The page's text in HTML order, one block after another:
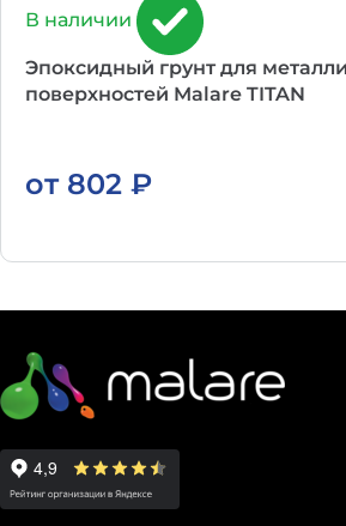
В наличии
Эпоксидный грунт для
поверхностей Malare TITAN
от 802 ₽